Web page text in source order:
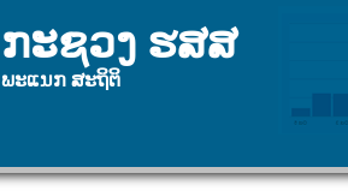
ກະຊວງ ຮສສ
ພະແນກ ສະຖິຕິ